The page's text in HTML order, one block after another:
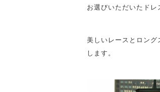
お選びいただいたドレ
美しいレースとロング
します。